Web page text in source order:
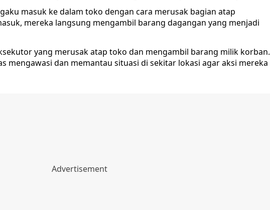
masuk ke dalam toko dengan cara merusak bagian atap
mereka langsung mengambil barang dagangan yang menjadi
yang merusak atap toko dan mengambil barang milik korban.
mengawasi dan memantau situasi di sekitar lokasi agar aksi mereka